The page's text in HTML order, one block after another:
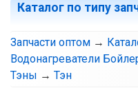
Каталог по типу
Запчасти оптом →
Водонагреватели
Тэны → Тэн